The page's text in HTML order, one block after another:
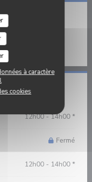
à caractère
cookies
12h00 - 14h00 *
Fermé
12h00 - 14h00 *